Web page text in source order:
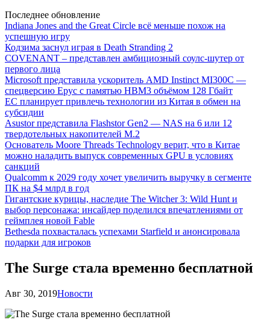
Последнее обновление
Indiana Jones and the Great Circle всё меньше похож на
успешную игру
Кодзима заснул играя в Death Stranding 2
COVENANT – представлен амбициозный соулс-шутер от
первого лица
Microsoft представила ускоритель AMD Instinct MI300C —
спецверсию Epyc с памятью HBM3 объёмом 128 Гбайт
ЕС планирует привлечь технологии из Китая в обмен на
субсидии
Asustor представила Flashstor Gen2 — NAS на 6 или 12
твердотельных накопителей M.2
Основатель Moore Threads Technology верит, что в Китае
можно наладить выпуск современных GPU в условиях
санкций
Qualcomm к 2029 году хочет увеличить выручку в сегменте
ПК на $4 млрд в год
Гигантские курицы, наследие The Witcher 3: Wild Hunt и
выбор персонажа: инсайдер поделился впечатлениями от
геймплея новой Fable
Bethesda похвасталась успехами Starfield и анонсировала
подарки для игроков
The Surge стала временно бесплатной
Авг 30, 2019Новости